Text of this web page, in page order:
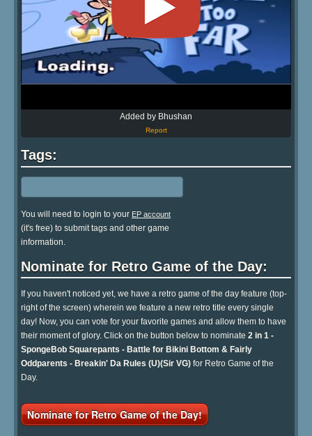
Added by Bhushan
Report
Tags:
You will need to login to your EP account
(it's free) to submit tags and other game
information.
Nominate for Retro Game of the Day:
If you haven't noticed yet, we have a retro game of the day feature (top-
right of the screen) wherein we feature a new retro title every single
day! Now, you can vote for your favorite games and allow them to have
their moment of glory. Click on the button below to nominate 2 in 1 -
SpongeBob Squarepants - Battle for Bikini Bottom & Fairly
Oddparents - Breakin' Da Rules (U)(Sir VG) for Retro Game of the
Day.
Nominate for Retro Game of the Day!